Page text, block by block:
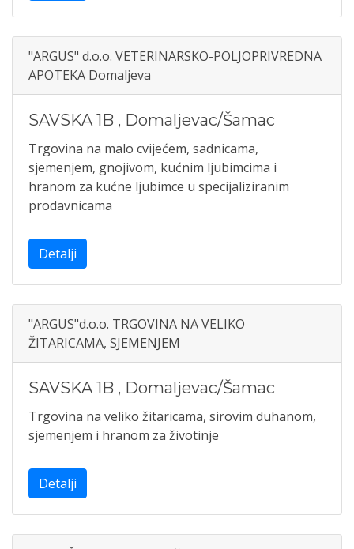
"ARGUS" d.o.o. VETERINARSKO-POLJOPRIVREDNA
APOTEKA Domaljeva
SAVSKA 1B , Domaljevac/Šamac
Trgovina na malo cvijećem, sadnicama,
sjemenjem, gnojivom, kućnim ljubimcima i
hranom za kućne ljubimce u specijaliziranim
prodavnicama
Detalji
"ARGUS"d.o.o. TRGOVINA NA VELIKO
ŽITARICAMA, SJEMENJEM
SAVSKA 1B , Domaljevac/Šamac
Trgovina na veliko žitaricama, sirovim duhanom,
sjemenjem i hranom za životinje
Detalji